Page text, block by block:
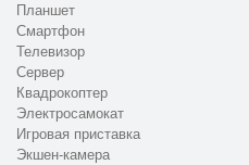
Планшет
Смартфон
Телевизор
Сервер
Квадрокоптер
Электросамокат
Игровая приставка
Экшен-камера